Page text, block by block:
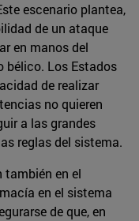
escenario plantea,
de un ataque
en manos del
bélico. Los Estados
de realizar
no quieren
a las grandes
reglas del sistema.
también en el
en el sistema
de que, en